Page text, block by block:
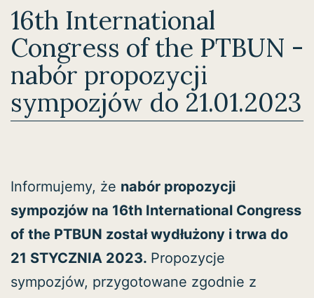
16th International
Congress of the PTBUN -
nabór propozycji
sympozjów do 21.01.2023
Informujemy, że nabór propozycji
sympozjów na 16th International Congress
of the PTBUN został wydłużony i trwa do
21 STYCZNIA 2023. Propozycje
sympozjów, przygotowane zgodnie z